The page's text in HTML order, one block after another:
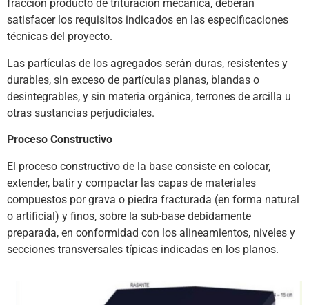
fracción producto de trituración mecánica, deberán
satisfacer los requisitos indicados en las especificaciones
técnicas del proyecto.
Las partículas de los agregados serán duras, resistentes y
durables, sin exceso de partículas planas, blandas o
desintegrables, y sin materia orgánica, terrones de arcilla u
otras sustancias perjudiciales.
Proceso Constructivo
El proceso constructivo de la base consiste en colocar,
extender, batir y compactar las capas de materiales
compuestos por grava o piedra fracturada (en forma natural
o artificial) y finos, sobre la sub-base debidamente
preparada, en conformidad con los alineamientos, niveles y
secciones transversales típicas indicadas en los planos.